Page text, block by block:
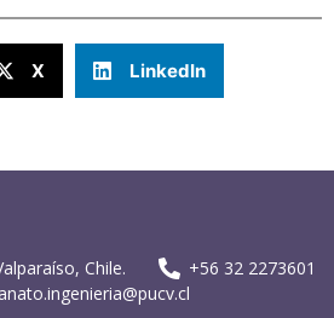
X LinkedIn
Chile.
+56 32 2273601